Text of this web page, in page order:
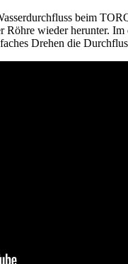
beim
Röhre wieder herunter.
Drehen die